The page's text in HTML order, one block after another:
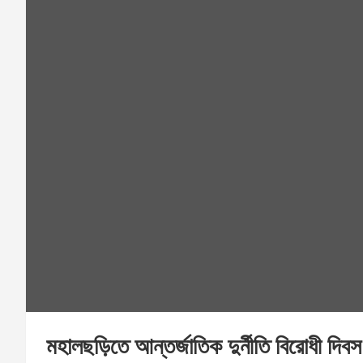
মহালছড়িতে আন্তর্জাতিক দুর্নীতি বিরোধী